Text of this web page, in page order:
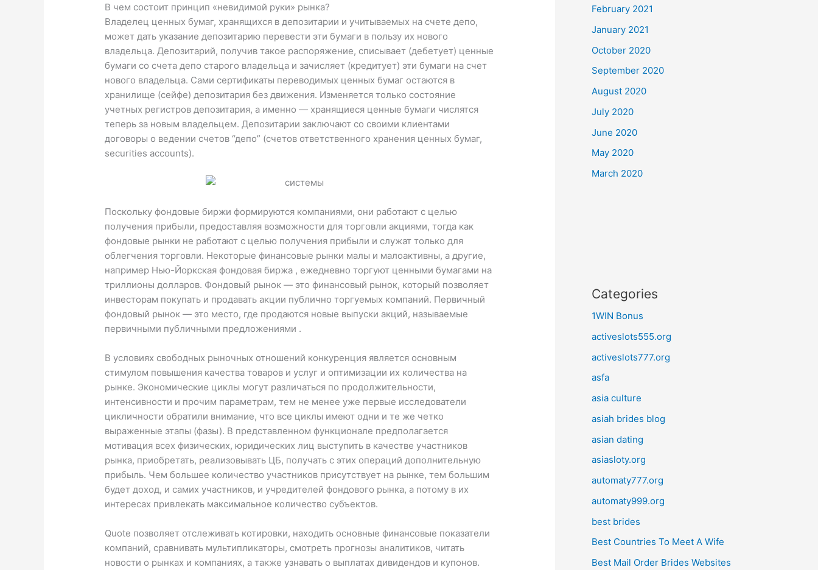
В чем состоит принцип «невидимой руки» рынка?
Владелец ценных бумаг, хранящихся в депозитарии и учитываемых на счете депо,
может дать указание депозитарию перевести эти бумаги в пользу их нового
владельца. Депозитарий, получив такое распоряжение, списывает (дебетует) ценные
бумаги со счета депо старого владельца и зачисляет (кредитует) эти бумаги на счет
нового владельца. Сами сертификаты переводимых ценных бумаг остаются в
хранилище (сейфе) депозитария без движения. Изменяется только состояние
учетных регистров депозитария, а именно — хранящиеся ценные бумаги числятся
теперь за новым владельцем. Депозитарии заключают со своими клиентами
договоры о ведении счетов “депо” (счетов ответственного хранения ценных бумаг,
securities accounts).
Поскольку фондовые биржи формируются компаниями, они работают с целью
получения прибыли, предоставляя возможности для торговли акциями, тогда как
фондовые рынки не работают с целью получения прибыли и служат только для
облегчения торговли. Некоторые финансовые рынки малы и малоактивны, а другие,
например Нью-Йоркская фондовая биржа , ежедневно торгуют ценными бумагами на
триллионы долларов. Фондовый рынок — это финансовый рынок, который позволяет
инвесторам покупать и продавать акции публично торгуемых компаний. Первичный
фондовый рынок — это место, где продаются новые выпуски акций, называемые
первичными публичными предложениями .
В условиях свободных рыночных отношений конкуренция является основным
стимулом повышения качества товаров и услуг и оптимизации их количества на
рынке. Экономические циклы могут различаться по продолжительности,
интенсивности и прочим параметрам, тем не менее уже первые исследователи
цикличности обратили внимание, что все циклы имеют одни и те же четко
выраженные этапы (фазы). В представленном функционале предполагается
мотивация всех физических, юридических лиц выступить в качестве участников
рынка, приобретать, реализовывать ЦБ, получать с этих операций дополнительную
прибыль. Чем большее количество участников присутствует на рынке, тем большим
будет доход, и самих участников, и учредителей фондового рынка, а потому в их
интересах привлекать максимальное количество субъектов.
Quote позволяет отслеживать котировки, находить основные финансовые показатели
компаний, сравнивать мультипликаторы, смотреть прогнозы аналитиков, читать
новости о рынках и компаниях, а также узнавать о выплатах дивидендов и купонов.
February 2021
January 2021
October 2020
September 2020
August 2020
July 2020
June 2020
May 2020
March 2020
Categories
1WIN Bonus
activeslots555.org
activeslots777.org
asfa
asia culture
asiah brides blog
asian dating
asiasloty.org
automaty777.org
automaty999.org
best brides
Best Countries To Meet A Wife
Best Mail Order Brides Websites